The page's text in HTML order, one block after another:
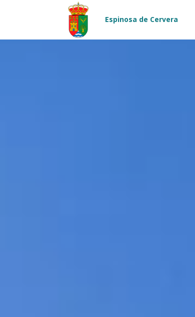
Pasar al contenido principal
Espinosa de Cervera